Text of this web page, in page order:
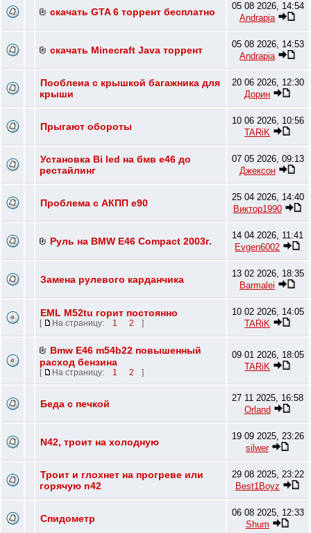
скачать GTA 6 торрент бесплатно
05 08 2026, 14:54
Andrapja
скачать Minecraft Java торрент
05 08 2026, 14:53
Andrapja
Пооблеиа с крышкой багажника для
крыши
20 06 2026, 12:30
Дорин
Прыгают обороты
10 06 2026, 10:56
TARiK
Установка Bi led на бмв е46 до
рестайлинг
07 05 2026, 09:13
Джексон
Проблема с АКПП e90
25 04 2026, 14:40
Виктор1990
Руль на BMW E46 Compact 2003г.
14 04 2026, 11:41
Evgen6002
Замена рулевого карданчика
13 02 2026, 18:35
Barmalei
EML M52tu горит постоянно
[ На страницу: 1 2 ]
10 02 2026, 14:05
TARiK
Bmw E46 m54b22 повышенный
расход бензина
[ На страницу: 1 2 ]
09 01 2026, 18:05
TARiK
Беда с печкой
27 11 2025, 16:58
Orland
N42, троит на холодную
19 09 2025, 23:26
silwer
Троит и глохнет на прогреве или
горячую n42
29 08 2025, 23:22
Best1Boyz
Спидометр
06 08 2025, 12:33
Shum